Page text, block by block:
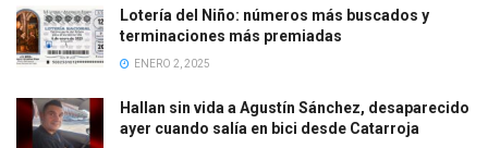
Lotería del Niño: números más buscados y
terminaciones más premiadas
ENERO 2, 2025
Hallan sin vida a Agustín Sánchez, desaparecido
ayer cuando salía en bici desde Catarroja